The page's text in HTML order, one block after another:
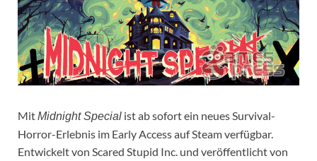
MitMidnight Special ist ab sofort ein neues Survival-
Horror-Erlebnis im Early Access auf Steam verfügbar.
Entwickelt von Scared Stupid Inc. und veröffentlicht von